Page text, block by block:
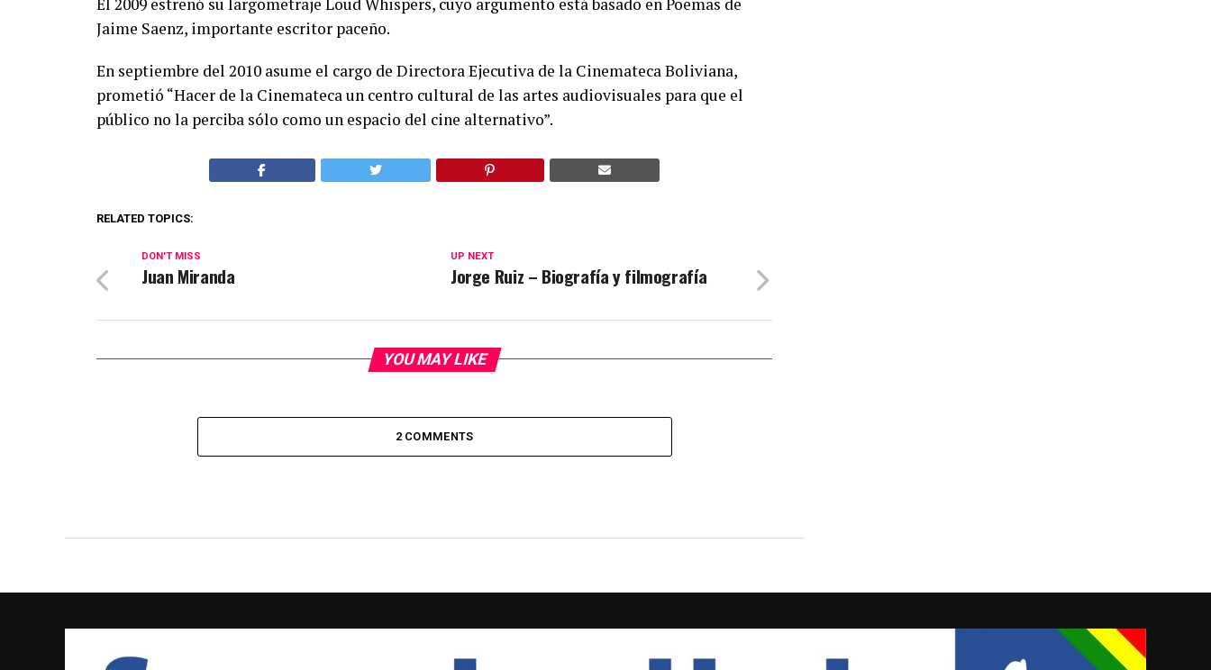
Jaime Saenz, importante escritor paceño.
En septiembre del 2010 asume el cargo de Directora Ejecutiva de la Cinemateca Boliviana,
prometió “Hacer de la Cinemateca un centro cultural de las artes audiovisuales para que el
público no la perciba sólo como un espacio del cine alternativo”.
RELATED TOPICS:
UP NEXT
Jorge Ruiz – Biografía y filmografía
DON'T MISS
Juan Miranda
YOU MAY LIKE
2 COMMENTS